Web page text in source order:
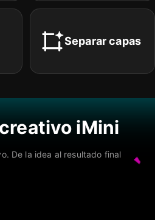
Separar capas
iMini
De la idea al resultado final